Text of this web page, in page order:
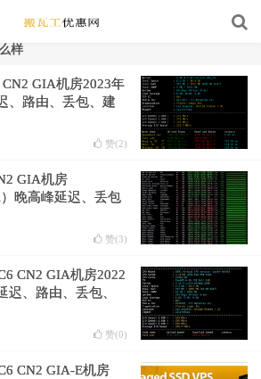
样
GIA机房2023年
、路由、丢包、建
赞(2)
GIA机房
）晚高峰延迟、丢包
赞(3)
CN2 GIA机房2022
迟、路由、丢包、
赞(0)
CN2 GIA-E机房